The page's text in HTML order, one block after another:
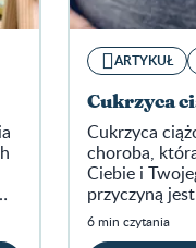
ARTYKUŁ
Cukrzyca
Cukrzyca
choroba,
Ciebie i
przyczyną
kompensacja
które
6 min czytania